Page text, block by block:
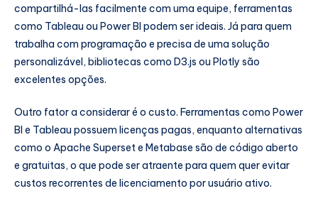
compartilhá-las facilmente com uma equipe, ferramentas
como Tableau ou Power BI podem ser ideais. Já para quem
trabalha com programação e precisa de uma solução
personalizável, bibliotecas como D3.js ou Plotly são
excelentes opções.
Outro fator a considerar é o custo. Ferramentas como Power
BI e Tableau possuem licenças pagas, enquanto alternativas
como o Apache Superset e Metabase são de código aberto
e gratuitas, o que pode ser atraente para quem quer evitar
custos recorrentes de licenciamento por usuário ativo.